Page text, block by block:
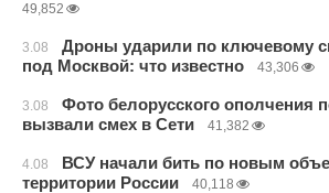
49,852
3.08
Дроны ударили по ключевому
под Москвой: что известно
43,306
3.08
Фото белорусского ополчения
вызвали смех в Сети
41,382
4.08
ВСУ начали бить по новым
территории России
40,118